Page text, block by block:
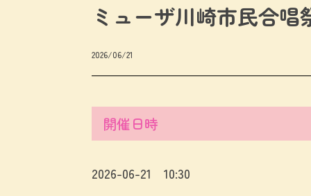
ミューザ川崎市民合唱
2026/06/21
開催日時
2026-06-21 10:30